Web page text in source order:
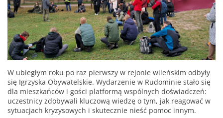
W ubiegłym roku po raz pierwszy w rejonie wileńskim odbyły
się Igrzyska Obywatelskie. Wydarzenie w Rudominie stało się
dla mieszkańców i gości platformą wspólnych doświadczeń:
uczestnicy zdobywali kluczową wiedzę o tym, jak reagować w
sytuacjach kryzysowych i skutecznie nieść pomoc innym.